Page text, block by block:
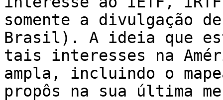
somente a divulgação
Brasil). A ideia que
tais interesses na
ampla, incluindo o
propôs na sua última